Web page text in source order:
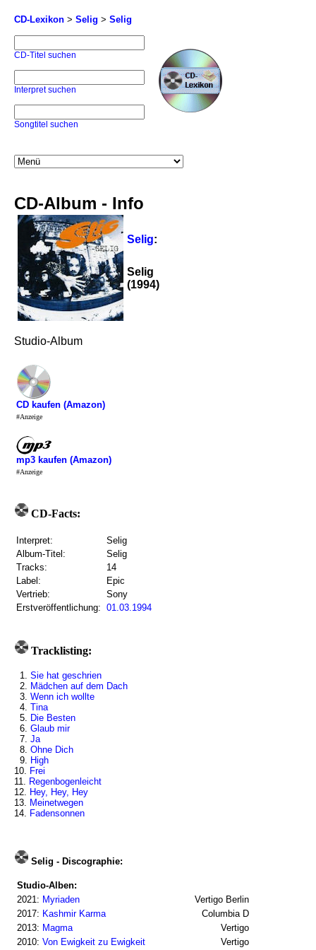
CD-Lexikon > Selig > Selig
CD-Titel suchen
Interpret suchen
Songtitel suchen
CD-Album - Info
Selig:
Selig
(1994)
Studio-Album
CD kaufen (Amazon)
#Anzeige
mp3 kaufen (Amazon)
#Anzeige
CD-Facts:
Interpret:
Selig
Album-Titel:
Selig
Tracks:
14
Label:
Epic
Vertrieb:
Sony
Erstveröffentlichung: 01.03.1994
Tracklisting:
1. Sie hat geschrien
2. Mädchen auf dem Dach
3. Wenn ich wollte
4. Tina
5. Die Besten
6. Glaub mir
7. Ja
8. Ohne Dich
9. High
10. Frei
11. Regenbogenleicht
12. Hey, Hey, Hey
13. Meinetwegen
14. Fadensonnen
Selig - Discographie:
Studio-Alben:
2021: Myriaden
Vertigo Berlin
2017: Kashmir Karma
Columbia D
2013: Magma
Vertigo
2010: Von Ewigkeit zu Ewigkeit Vertigo